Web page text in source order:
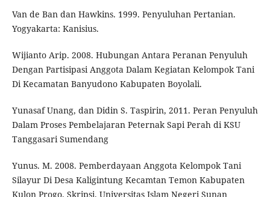
Van de Ban dan Hawkins. 1999. Penyuluhan Pertanian.
Yogyakarta: Kanisius.
Wijianto Arip. 2008. Hubungan Antara Peranan Penyuluh
Dengan Partisipasi Anggota Dalam Kegiatan Kelompok Tani
Di Kecamatan Banyudono Kabupaten Boyolali.
Yunasaf Unang, dan Didin S. Taspirin, 2011. Peran Penyuluh
Dalam Proses Pembelajaran Peternak Sapi Perah di KSU
Tanggasari Sumendang
Yunus. M. 2008. Pemberdayaan Anggota Kelompok Tani
Silayur Di Desa Kaligintung Kecamtan Temon Kabupaten
Kulon Progo. Skripsi. Universitas Islam Negeri Sunan